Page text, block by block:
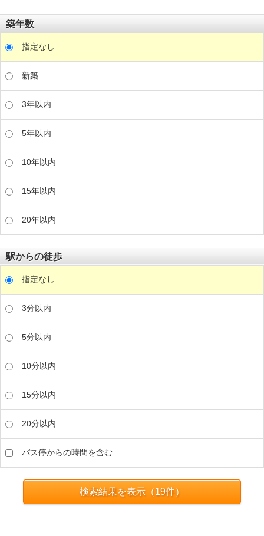
築年数
指定なし
新築
3年以内
5年以内
10年以内
15年以内
20年以内
駅からの徒歩
指定なし
3分以内
5分以内
10分以内
15分以内
20分以内
バス停からの時間を含む
検索結果を表示（19件）